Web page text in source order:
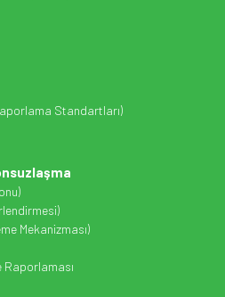
Standartları)
Mekanizması)